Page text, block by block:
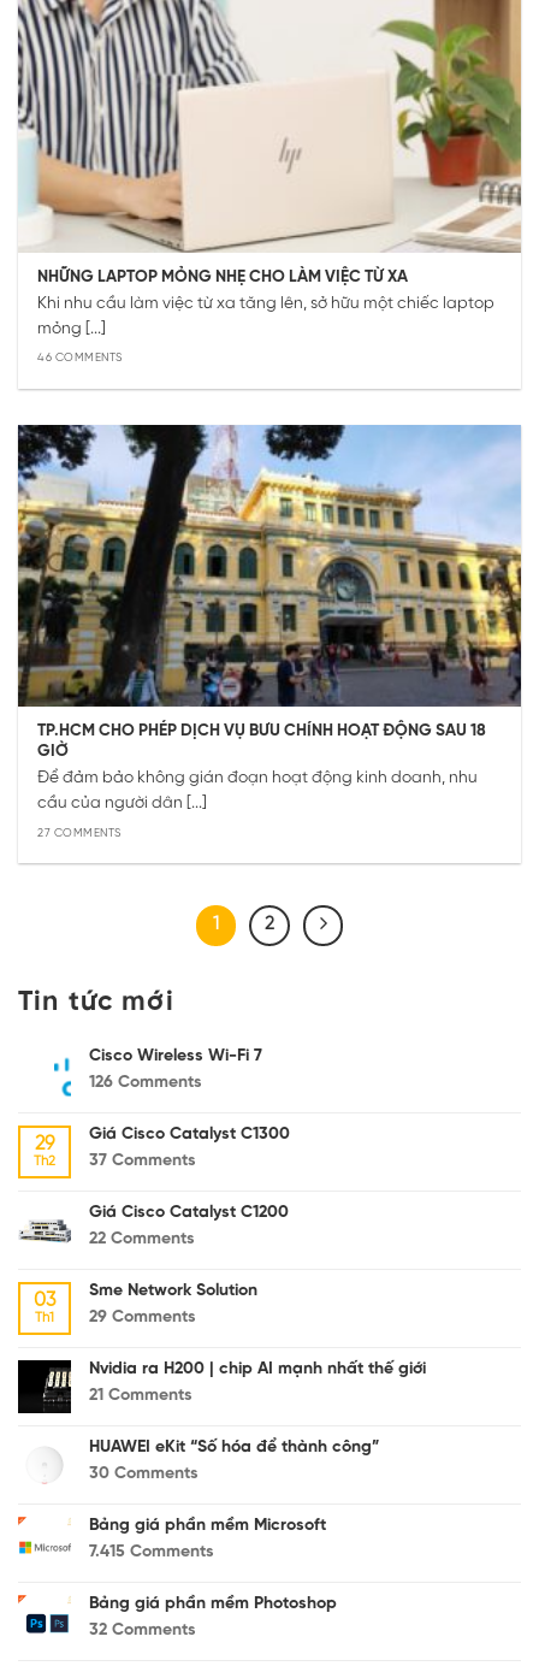
NHỮNG LAPTOP MỎNG NHẸ CHO LÀM VIỆC TỪ XA
Khi nhu cầu làm việc từ xa tăng lên, sở hữu một chiếc laptop
mỏng [...]
46 COMMENTS
TP.HCM CHO PHÉP DỊCH VỤ BƯU CHÍNH HOẠT ĐỘNG SAU 18
GIỜ
Để đảm bảo không gián đoạn hoạt động kinh doanh, nhu
cầu của người dân [...]
27 COMMENTS
1 2
Tin tức mới
Cisco Wireless Wi-Fi 7
126 Comments
29
Th2
Giá Cisco Catalyst C1300
37 Comments
Giá Cisco Catalyst C1200
22 Comments
03
Th1
Sme Network Solution
29 Comments
Nvidia ra H200 | chip AI mạnh nhất thế giới
21 Comments
HUAWEI eKit “Số hóa để thành công”
30 Comments
Bảng giá phần mềm Microsoft
7.415 Comments
Bảng giá phần mềm Photoshop
32 Comments